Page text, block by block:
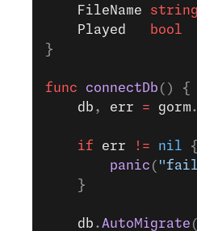
	FileName
string
	Played
   bool
}
func connectDb () {
	db
, err = gorm.
	if
err != nil {
		panic
(
	}
	db
.AutoMigrate